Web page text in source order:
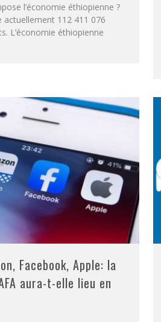
l’économie éthiopienne ?
actuellement 112 411 076
L’économie éthiopienne
Facebook, Apple: la
aura-t-elle lieu en